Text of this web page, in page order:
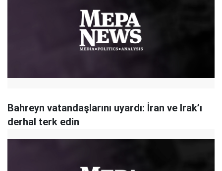
Bahreyn vatandaşlarını uyardı: İran ve Irak’ı
derhal terk edin